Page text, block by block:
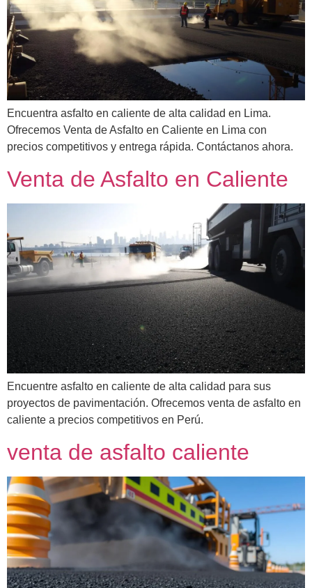
Encuentra asfalto en caliente de alta calidad en Lima.
Ofrecemos Venta de Asfalto en Caliente en Lima con
precios competitivos y entrega rápida. Contáctanos ahora.
Venta de Asfalto en Caliente
Encuentre asfalto en caliente de alta calidad para sus
proyectos de pavimentación. Ofrecemos venta de asfalto en
caliente a precios competitivos en Perú.
venta de asfalto caliente